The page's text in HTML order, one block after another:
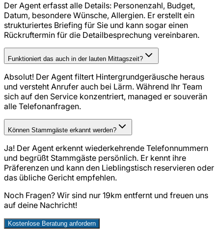
Der Agent erfasst alle Details: Personenzahl, Budget,
Datum, besondere Wünsche, Allergien. Er erstellt ein
strukturiertes Briefing für Sie und kann sogar einen
Rückruftermin für die Detailbesprechung vereinbaren.
Funktioniert das auch in der lauten Mittagszeit?
Absolut! Der Agent filtert Hintergrundgeräusche heraus
und versteht Anrufer auch bei Lärm. Während Ihr Team
sich auf den Service konzentriert, managed er souverän
alle Telefonanfragen.
Können Stammgäste erkannt werden?
Ja! Der Agent erkennt wiederkehrende Telefonnummern
und begrüßt Stammgäste persönlich. Er kennt ihre
Präferenzen und kann den Lieblingstisch reservieren oder
das übliche Gericht empfehlen.
Noch Fragen? Wir sind nur 19km entfernt und freuen uns
auf deine Nachricht!
Kostenlose Beratung anfordern